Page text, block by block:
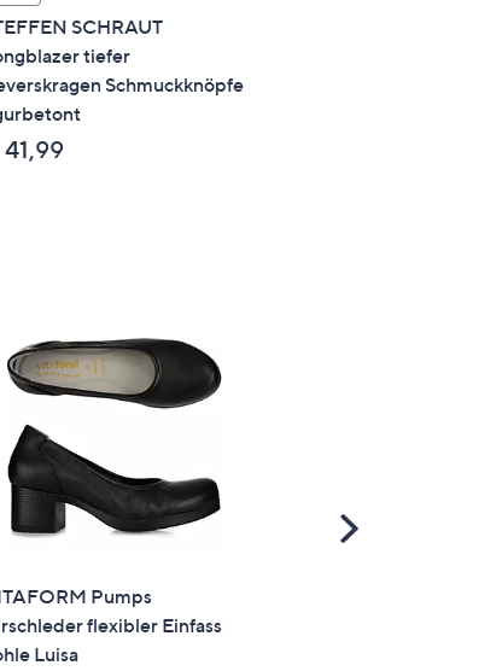
SCHRAUT
tiefer
Schmuckknöpfe
Pumps
flexibler Einfass
Luisa
Scroll